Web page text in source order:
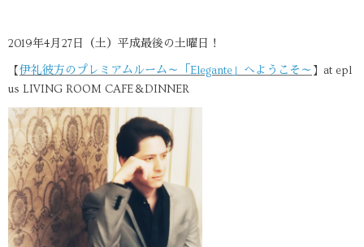
2019年4月27日（土）平成最後の土曜日！
【伊礼彼方のプレミアムルーム～「Elegante」へようこそ～ 】at epl
us LIVING ROOM CAFE＆DINNER